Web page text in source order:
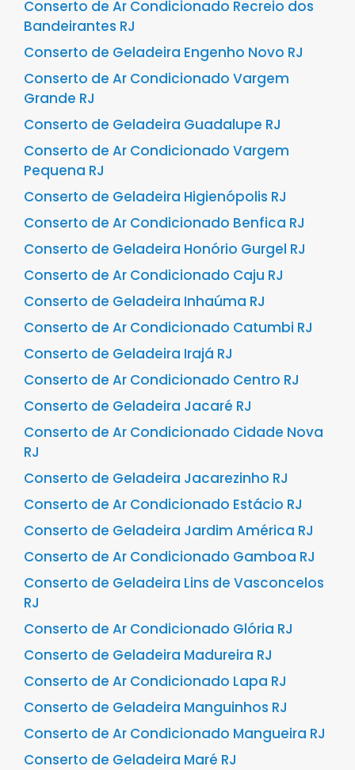
Conserto de Ar Condicionado Recreio dos
Bandeirantes RJ
Conserto de Geladeira Engenho Novo RJ
Conserto de Ar Condicionado Vargem
Grande RJ
Conserto de Geladeira Guadalupe RJ
Conserto de Ar Condicionado Vargem
Pequena RJ
Conserto de Geladeira Higienópolis RJ
Conserto de Ar Condicionado Benfica RJ
Conserto de Geladeira Honório Gurgel RJ
Conserto de Ar Condicionado Caju RJ
Conserto de Geladeira Inhaúma RJ
Conserto de Ar Condicionado Catumbi RJ
Conserto de Geladeira Irajá RJ
Conserto de Ar Condicionado Centro RJ
Conserto de Geladeira Jacaré RJ
Conserto de Ar Condicionado Cidade Nova
RJ
Conserto de Geladeira Jacarezinho RJ
Conserto de Ar Condicionado Estácio RJ
Conserto de Geladeira Jardim América RJ
Conserto de Ar Condicionado Gamboa RJ
Conserto de Geladeira Lins de Vasconcelos
RJ
Conserto de Ar Condicionado Glória RJ
Conserto de Geladeira Madureira RJ
Conserto de Ar Condicionado Lapa RJ
Conserto de Geladeira Manguinhos RJ
Conserto de Ar Condicionado Mangueira RJ
Conserto de Geladeira Maré RJ